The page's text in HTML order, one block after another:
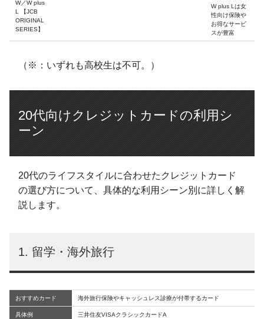
W／W plus
L 【JCB
ORIGINAL
SERIES】
W plus Lは女
性向け保険や
お得なサービ
スが豊富
（※：いずれも高校生は不可。）
20代向けクレジットカードの利用シ
ーン
20代のライフスタイルに合わせたクレジットカード
の選び方について、具体的な利用シーン別に詳しく解
説します。
1. 留学・海外旅行
おすすめカード 海外旅行保険やキャッシュレス診療が付帯するカード
具体例 三井住友VISAクラシックカードA